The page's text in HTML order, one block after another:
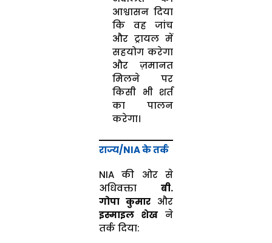
आश्वासन दिया
कि वह जांच
और ट्रायल में
सहयोग करेगा
और ज़मानत
मिलने पर
किसी भी शर्त
का पालन
करेगा।
राज्य/NIA के तर्क
NIA की ओर से
अधिवक्ताबी.
गोपा कुमार और
इस्माइल शेखने
तर्क दिया: